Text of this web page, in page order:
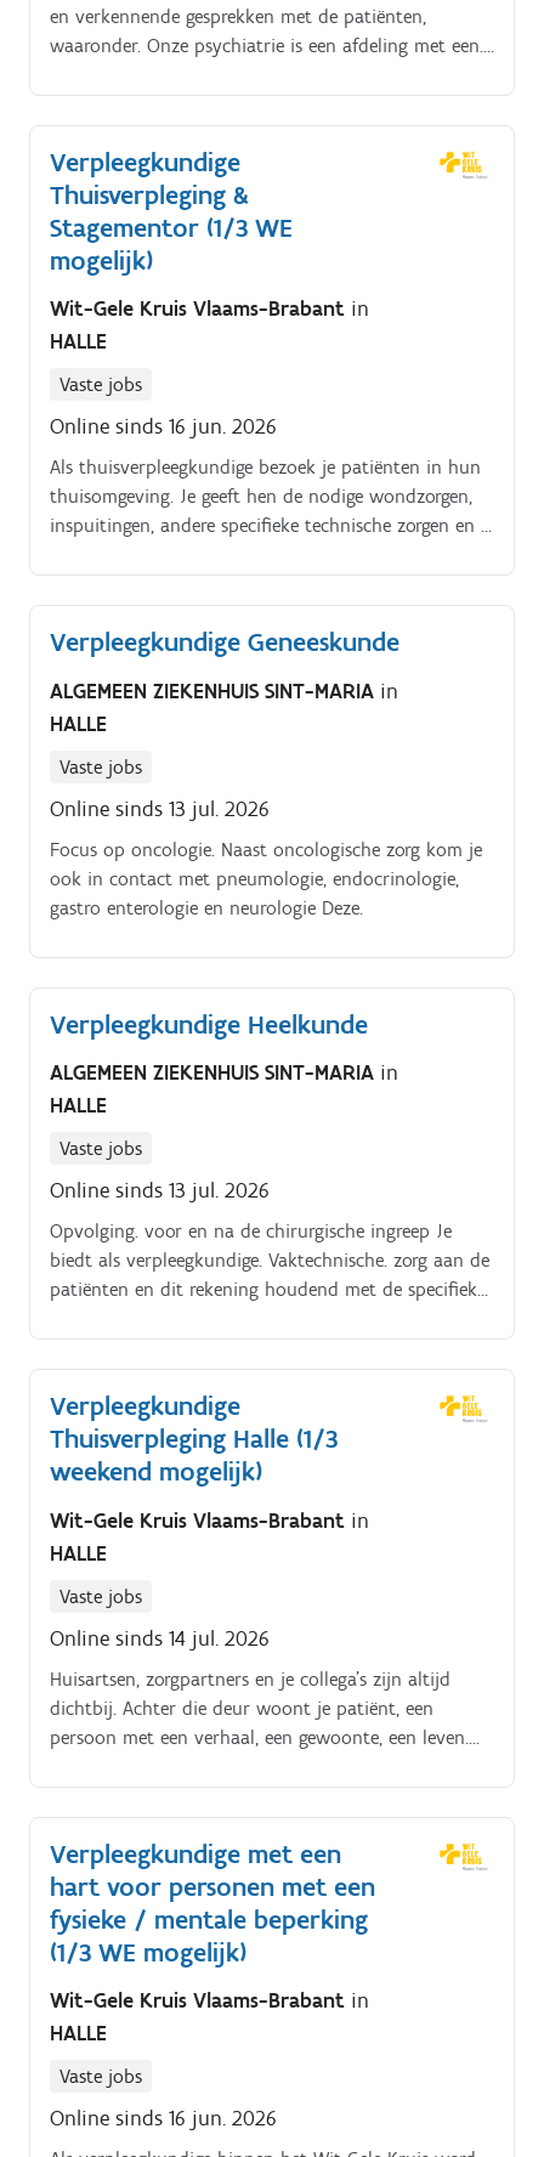
en verkennende gesprekken met de patiënten,
waaronder. Onze psychiatrie is een afdeling met een.
Verpleegkundige
Thuisverpleging &
Stagementor (1/3 WE
mogelijk)
Wit-Gele Kruis Vlaams-Brabant in
HALLE
Vaste jobs
Online sinds 16 jun. 2026
Als thuisverpleegkundige bezoek je patiënten in hun
thuisomgeving. Je geeft hen de nodige wondzorgen,
inspuitingen, andere specifieke technische zorgen en je
Verpleegkundige Geneeskunde
ALGEMEEN ZIEKENHUIS SINT-MARIA in
HALLE
Vaste jobs
Online sinds 13 jul. 2026
Focus op oncologie. Naast oncologische zorg kom je
ook in contact met pneumologie, endocrinologie,
gastro enterologie en neurologie Deze.
Verpleegkundige Heelkunde
ALGEMEEN ZIEKENHUIS SINT-MARIA in
HALLE
Vaste jobs
Online sinds 13 jul. 2026
Opvolging. voor en na de chirurgische ingreep Je
biedt als verpleegkundige. Vaktechnische. zorg aan de
patiënten en dit rekening houdend met de specifieke
Verpleegkundige
Thuisverpleging Halle (1/3
weekend mogelijk)
Wit-Gele Kruis Vlaams-Brabant in
HALLE
Vaste jobs
Online sinds 14 jul. 2026
Huisartsen, zorgpartners en je collega’s zijn altijd
dichtbij. Achter die deur woont je patiënt, een
persoon met een verhaal, een gewoonte, een leven.
Verpleegkundige met een
hart voor personen met een
fysieke / mentale beperking
(1/3 WE mogelijk)
Wit-Gele Kruis Vlaams-Brabant in
HALLE
Vaste jobs
Online sinds 16 jun. 2026